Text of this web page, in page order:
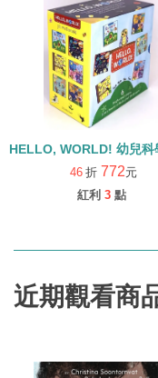
HELLO, WORLD! 幼兒科
46 折 772元
紅利 3 點
近期觀看商